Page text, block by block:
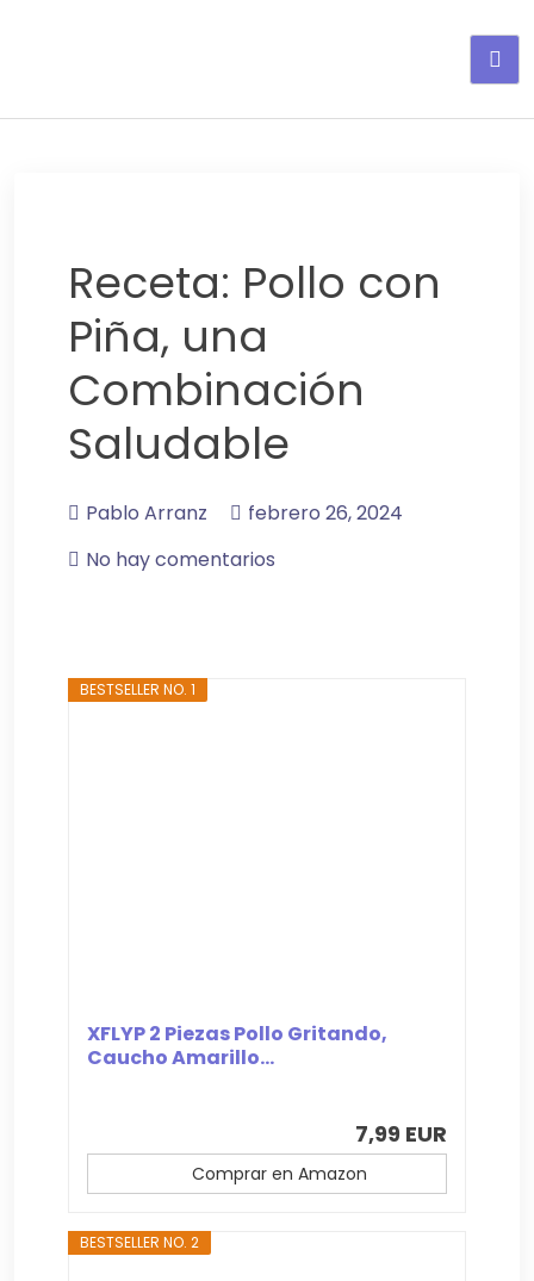
Receta: Pollo con
Piña, una
Combinación
Saludable
Pablo Arranz
febrero 26, 2024
No hay comentarios
BESTSELLER NO. 1
XFLYP 2 Piezas Pollo Gritando,
Caucho Amarillo...
7,99 EUR
Comprar en Amazon
BESTSELLER NO. 2